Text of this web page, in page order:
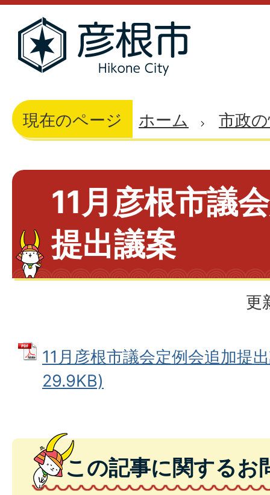
現在のページ ホーム 市政
11月彦根市議
提出議案
更
11月彦根市議会定例会追加提
29.9KB)
この記事に関するお